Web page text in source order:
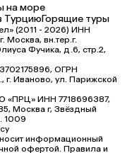
на море
ТурциюГорящие туры
(2011 - 2026) ИНН
Москва, вн.тер.г.
Фучика, д.6, стр.2,
ОГРН
г. Иваново, ул. Парижской
«ПРЦ» ИНН 7718696387,
Москва г, Звёздный
1009
информационный
офертой. Правила и